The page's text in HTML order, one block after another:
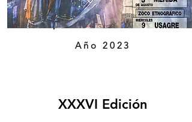
Año 2023
XXXVI Edición